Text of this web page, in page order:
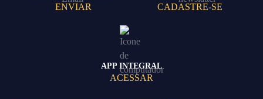
ENVIAR CADASTRE-SE
APP INTEGRAL
ACESSAR